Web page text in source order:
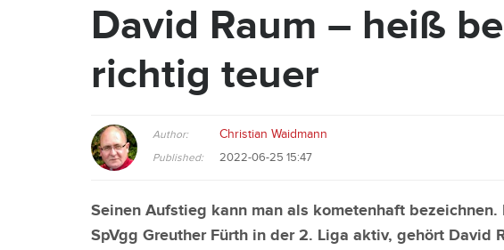
David Raum – heiß
richtig teuer
Author: Christian Waidmann
Published: 2022-06-25 15:47
Seinen Aufstieg kann man als kometenhaft
SpVgg Greuther Fürth in der 2. Liga aktiv, gehört David